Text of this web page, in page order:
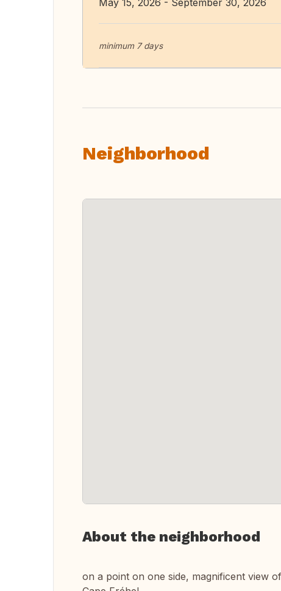
May 15, 2026 - September 30, 2026
minimum 7 days
Neighborhood
About the neighborhood
on a point on one side, magnificent view